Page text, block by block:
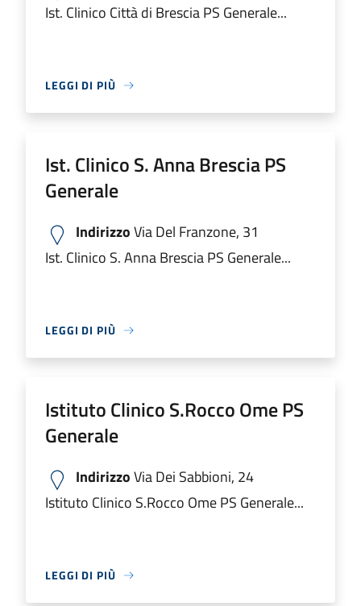
Ist. Clinico Città di Brescia PS Generale...
LEGGI DI PIÙ
Ist. Clinico S. Anna Brescia PS
Generale
IndirizzoVia Del Franzone, 31
Ist. Clinico S. Anna Brescia PS Generale...
LEGGI DI PIÙ
Istituto Clinico S.Rocco Ome PS
Generale
IndirizzoVia Dei Sabbioni, 24
Istituto Clinico S.Rocco Ome PS Generale...
LEGGI DI PIÙ